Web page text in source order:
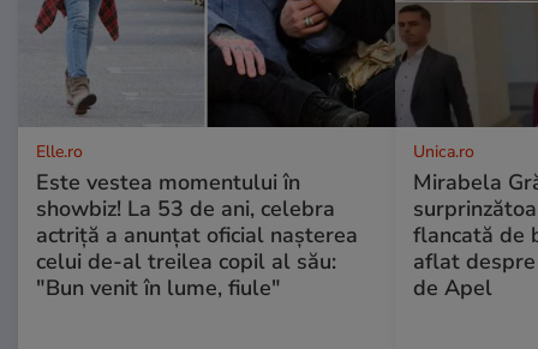
Elle.ro
Este vestea momentului în
showbiz! La 53 de ani, celebra
actriță a anunțat oficial nașterea
celui de-al treilea copil al său:
"Bun venit în lume, fiule"
Unica.ro
Mirabela
flancată de
aflat
de Apel